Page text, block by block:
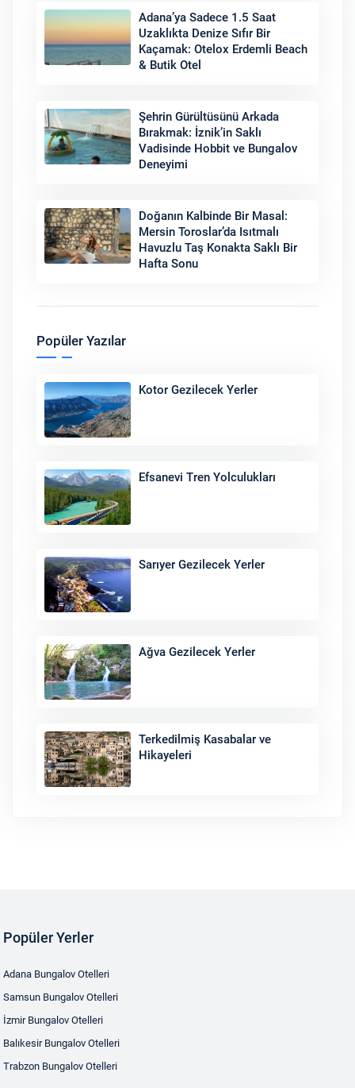
Adana’ya Sadece 1.5 Saat
Uzaklıkta Denize Sıfır Bir
Kaçamak: Otelox Erdemli Beach
& Butik Otel
Şehrin Gürültüsünü Arkada
Bırakmak: İznik’in Saklı
Vadisinde Hobbit ve Bungalov
Deneyimi
Doğanın Kalbinde Bir Masal:
Mersin Toroslar’da Isıtmalı
Havuzlu Taş Konakta Saklı Bir
Hafta Sonu
Popüler Yazılar
Kotor Gezilecek Yerler
Efsanevi Tren Yolculukları
Sarıyer Gezilecek Yerler
Ağva Gezilecek Yerler
Terkedilmiş Kasabalar ve
Hikayeleri
Popüler Yerler
Adana Bungalov Otelleri
Samsun Bungalov Otelleri
İzmir Bungalov Otelleri
Balıkesir Bungalov Otelleri
Trabzon Bungalov Otelleri